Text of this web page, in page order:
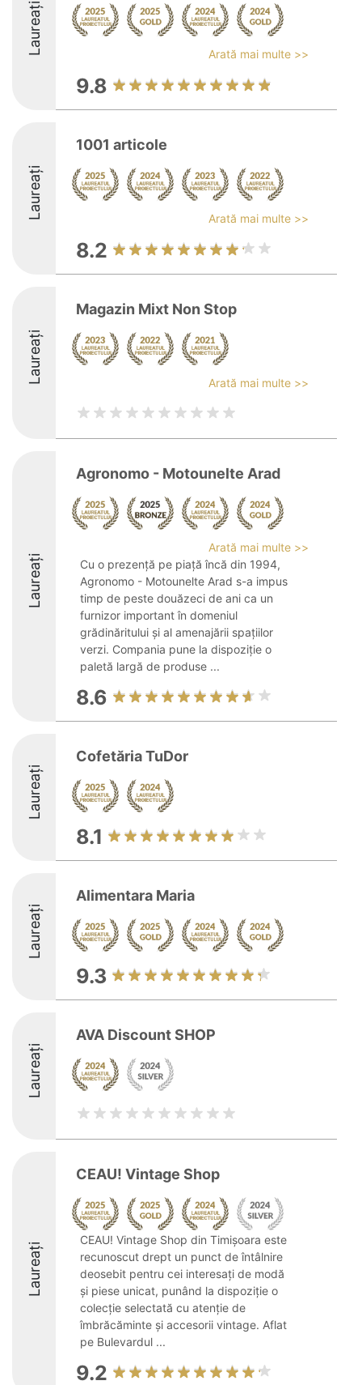
Laureați Arată mai multe >>
9.8
Laureați
1001 articole
Arată mai multe >>
8.2
Laureați
Magazin Mixt Non Stop
Arată mai multe >>
Laureați
Agronomo - Motounelte Arad
Arată mai multe >>
Cu o prezență pe piață încă din 1994,
Agronomo - Motounelte Arad s-a impus
timp de peste douăzeci de ani ca un
furnizor important în domeniul
grădinăritului și al amenajării spațiilor
verzi. Compania pune la dispoziție o
paletă largă de produse ...
8.6
Laureați
Cofetăria TuDor
8.1
Laureați
Alimentara Maria
9.3
Laureați
AVA Discount SHOP
Laureați
CEAU! Vintage Shop
CEAU! Vintage Shop din Timișoara este
recunoscut drept un punct de întâlnire
deosebit pentru cei interesați de modă
și piese unicat, punând la dispoziție o
colecție selectată cu atenție de
îmbrăcăminte și accesorii vintage. Aflat
pe Bulevardul ...
9.2